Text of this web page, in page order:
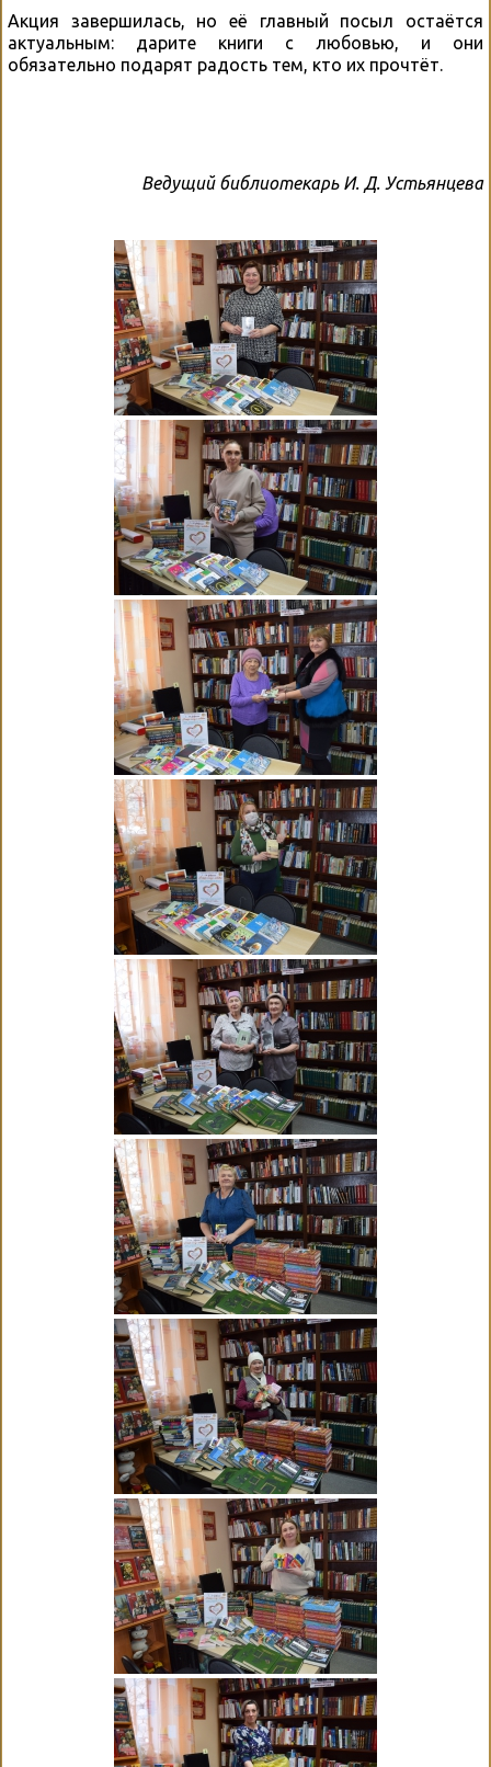
Акция завершилась, но её главный посыл остаётся
актуальным: дарите книги с любовью, и они
обязательно подарят радость тем, кто их прочтёт.
Ведущий библиотекарь И. Д. Устьянцева